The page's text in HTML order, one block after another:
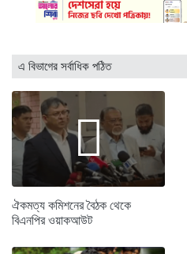
এ বিভাগের সর্বাধিক পঠিত
ঐকমত্য কমিশনের বৈঠক থেকে
বিএনপির ওয়াকআউট